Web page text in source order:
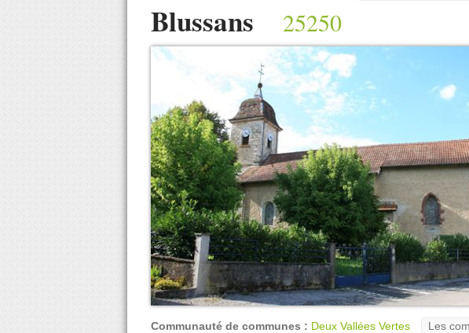
Blussans 25250
Communauté de communes : Deux Vallées Vertes